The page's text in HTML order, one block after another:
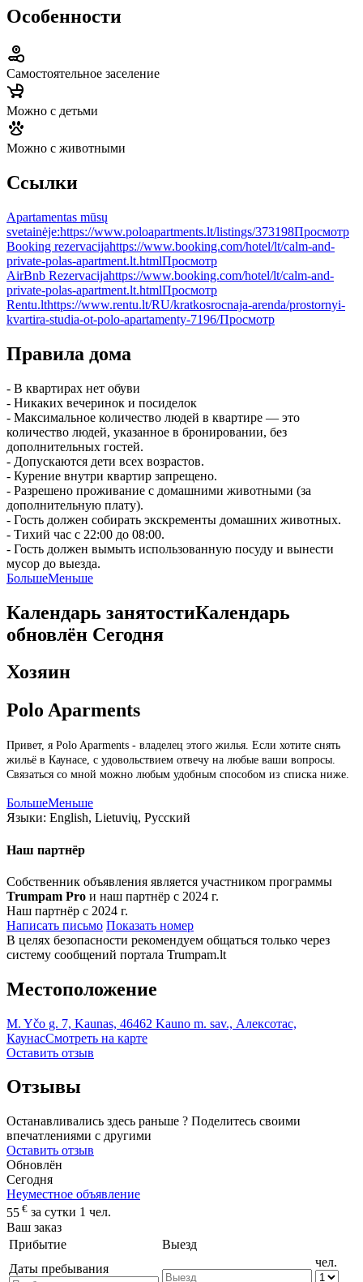
Особенности
Самостоятельное заселение
Можно с детьми
Можно с животными
Ссылки
Apartamentas mūsų
svetainėje:https://www.poloapartments.lt/listings/373198Просмотр
Booking rezervacijahttps://www.booking.com/hotel/lt/calm-and-
private-polas-apartment.lt.htmlПросмотр
AirBnb Rezervacijahttps://www.booking.com/hotel/lt/calm-and-
private-polas-apartment.lt.htmlПросмотр
Rentu.lthttps://www.rentu.lt/RU/kratkosrocnaja-arenda/prostornyi-
kvartira-studia-ot-polo-apartamenty-7196/Просмотр
Правила дома
- В квартирах нет обуви
- Никаких вечеринок и посиделок
- Максимальное количество людей в квартире — это
количество людей, указанное в бронировании, без
дополнительных гостей.
- Допускаются дети всех возрастов.
- Курение внутри квартир запрещено.
- Разрешено проживание с домашними животными (за
дополнительную плату).
- Гость должен собирать экскременты домашних животных.
- Тихий час с 22:00 до 08:00.
- Гость должен вымыть использованную посуду и вынести
мусор до выезда.
БольшеМеньше
Календарь занятостиКалендарь
обновлён Сегодня
Хозяин
Polo Aparments
Привет, я Polo Aparments - владелец этого жилья. Если хотите снять
жильё в Каунасе, с удовольствием отвечу на любые ваши вопросы.
Связаться со мной можно любым удобным способом из списка ниже.
БольшеМеньше
Языки: English, Lietuvių, Русский
Наш партнёр
Собственник объявления является участником программы
Trumpam Pro и наш партнёр с 2024 г.
Наш партнёр с 2024 г.
Написать письмо Показать номер
В целях безопасности рекомендуем общаться только через
систему сообщений портала Trumpam.lt
Местоположение
M. Yčo g. 7, Kaunas, 46462 Kauno m. sav., Алексотас,
КаунасСмотреть на карте
Оставить отзыв
Отзывы
Останавливались здесь раньше ? Поделитесь своими
впечатлениями с другими
Оставить отзыв
Обновлён
Сегодня
Неуместное объявление
55 € за сутки 1 чел.
Ваш заказ
Прибытие
Выезд
Даты пребывания
чел.